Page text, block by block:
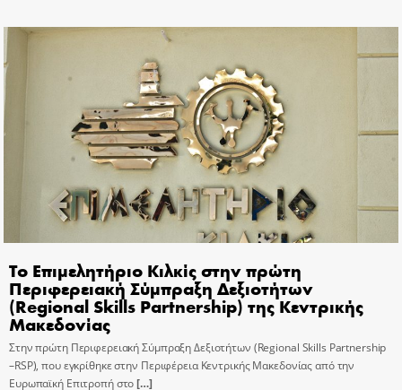
Το Επιμελητήριο Κιλκίς στην πρώτη
Περιφερειακή Σύμπραξη Δεξιοτήτων
(Regional Skills Partnership) της Κεντρικής
Μακεδονίας
Στην πρώτη Περιφερειακή Σύμπραξη Δεξιοτήτων (Regional Skills Partnership
–RSP), που εγκρίθηκε στην Περιφέρεια Κεντρικής Μακεδονίας από την
Ευρωπαϊκή Επιτροπή στο[…]